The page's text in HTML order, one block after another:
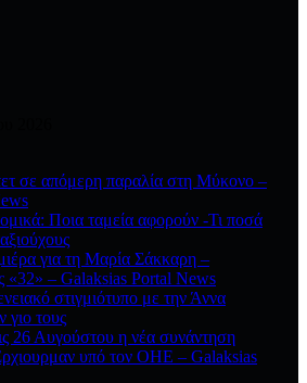
σε απόμερη παραλία στη Μύκονο –
Ποια ταμεία αφορούν -Τι ποσά
για τη Μαρία Σάκκαρη –
«32» – Galaksias Portal News
στιγμιότυπο με την Άννα
γιο τους
26 Αυγούστου η νέα συνάντηση
υπό τον ΟΗΕ – Galaksias